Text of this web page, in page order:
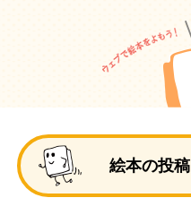
絵本の投稿